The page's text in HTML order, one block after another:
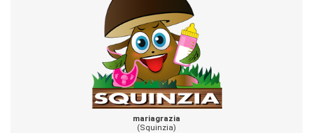
mariagrazia
(Squinzia)